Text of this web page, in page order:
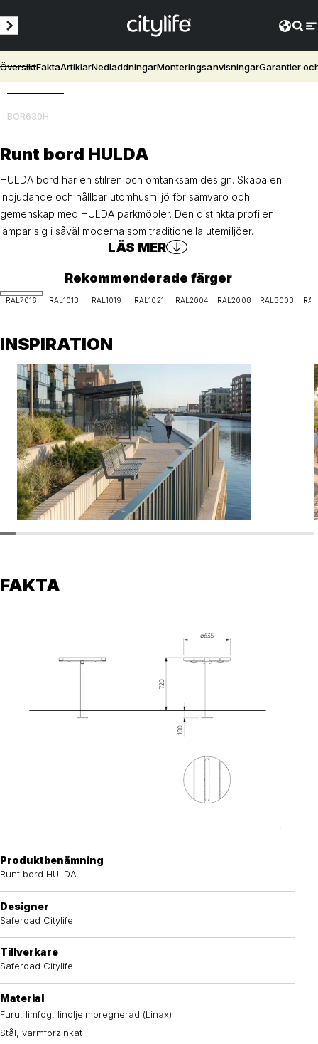
ÖversiktFaktaArtiklarNedladdningarMonteringsanvisningarGarantier
BOR630H
Runt bord HULDA
HULDA bord har en stilren och omtänksam design. Skapa en
inbjudande och hållbar utomhusmiljö för samvaro och
gemenskap med HULDA parkmöbler. Den distinkta profilen
lämpar sig i såväl moderna som traditionella utemiljöer.
LÄS MER
Rekommenderade färger
RAL7016 RAL1013 RAL1019 RAL1021 RAL2004 RAL2008 RAL3003
INSPIRATION
FAKTA
Produktbenämning
Runt bord HULDA
Designer
Saferoad Citylife
Tillverkare
Saferoad Citylife
Material
Furu, limfog, linoljeimpregnerad (Linax)
Stål, varmförzinkat